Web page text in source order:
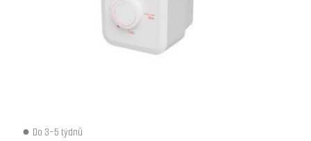
Do 3-5 týdnů